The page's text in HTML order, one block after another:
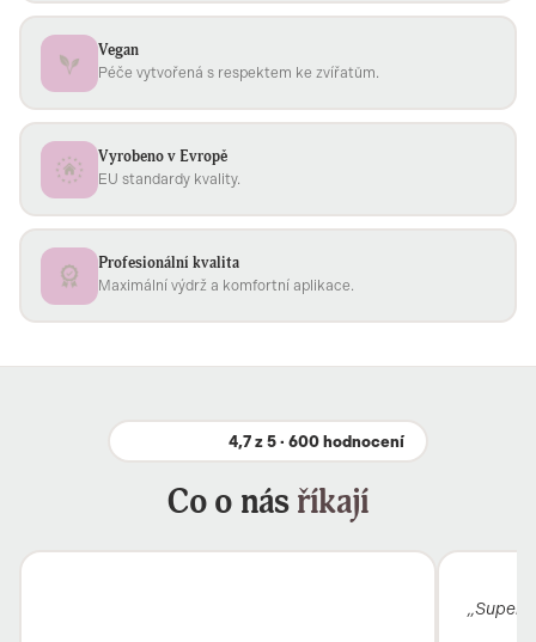
Vegan
Péče vytvořená s respektem ke zvířatům.
Vyrobeno v Evropě
EU standardy kvality.
Profesionální kvalita
Maximální výdrž a komfortní aplikace.
4,7 z 5 · 600 hodnocení
Co o násříkají
„Super